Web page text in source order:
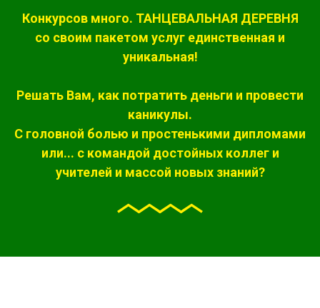
Конкурсов много. ТАНЦЕВАЛЬНАЯ ДЕРЕВНЯ
со своим пакетом услуг единственная и
уникальная!
Решать Вам, как потратить деньги и провести
каникулы.
С головной болью и простенькими дипломами
или... с командой достойных коллег и
учителей и массой новых знаний?